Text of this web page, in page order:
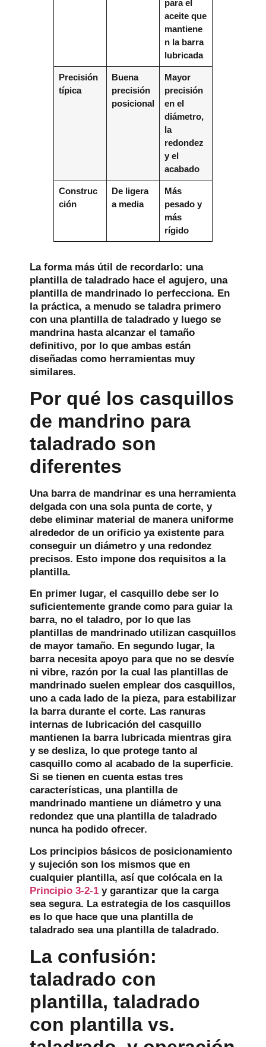
para el
aceite que
mantiene
n la barra
lubricada
Precisión
típica
Buena
precisión
posicional
Mayor
precisión
en el
diámetro,
la
redondez
y el
acabado
Construc
ción
De ligera
a media
Más
pesado y
más
rígido
La forma más útil de recordarlo: una
plantilla de taladrado hace el agujero, una
plantilla de mandrinado lo perfecciona. En
la práctica, a menudo se taladra primero
con una plantilla de taladrado y luego se
mandrina hasta alcanzar el tamaño
definitivo, por lo que ambas están
diseñadas como herramientas muy
similares.
Por qué los casquillos
de mandrino para
taladrado son
diferentes
Una barra de mandrinar es una herramienta
delgada con una sola punta de corte, y
debe eliminar material de manera uniforme
alrededor de un orificio ya existente para
conseguir un diámetro y una redondez
precisos. Esto impone dos requisitos a la
plantilla.
En primer lugar, el casquillo debe ser lo
suficientemente grande como para guiar la
barra, no el taladro, por lo que las
plantillas de mandrinado utilizan casquillos
de mayor tamaño. En segundo lugar, la
barra necesita apoyo para que no se desvíe
ni vibre, razón por la cual las plantillas de
mandrinado suelen emplear dos casquillos,
uno a cada lado de la pieza, para estabilizar
la barra durante el corte. Las ranuras
internas de lubricación del casquillo
mantienen la barra lubricada mientras gira
y se desliza, lo que protege tanto al
casquillo como al acabado de la superficie.
Si se tienen en cuenta estas tres
características, una plantilla de
mandrinado mantiene un diámetro y una
redondez que una plantilla de taladrado
nunca ha podido ofrecer.
Los principios básicos de posicionamiento
y sujeción son los mismos que en
cualquier plantilla, así que colócala en la
Principio 3-2-1 y garantizar que la carga
sea segura. La estrategia de los casquillos
es lo que hace que una plantilla de
taladrado sea una plantilla de taladrado.
La confusión:
taladrado con
plantilla, taladrado
con plantilla vs.